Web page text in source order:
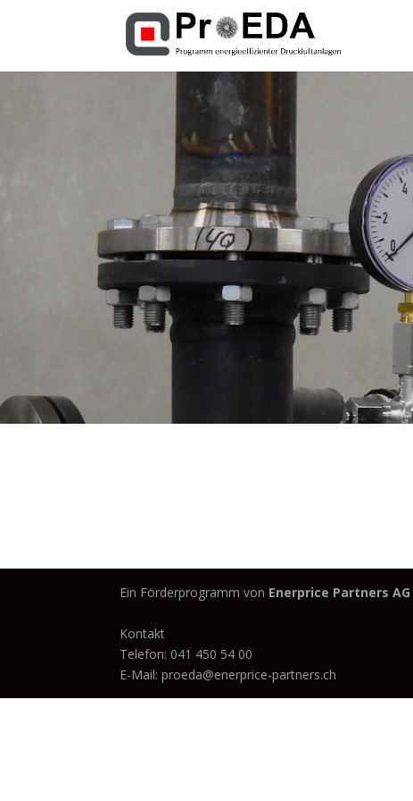
Ein Förderprogramm von Enerprice Partners AG
Kontakt
Telefon: 041 450 54 00
E-Mail: proeda@enerprice-partners.ch